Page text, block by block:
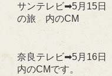
サンテレビ➡5月15
の旅 内のCM
奈良テレビ➡5月16
内のCMです。